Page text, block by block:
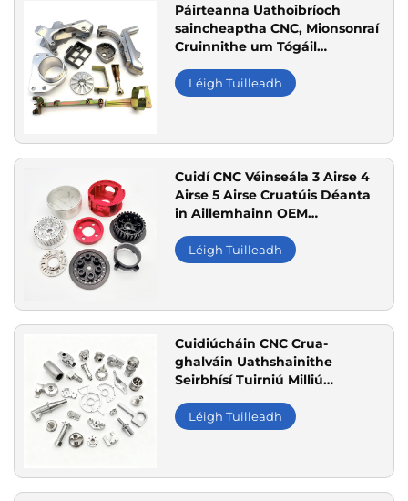
Páirteanna Uathoibríoch
saincheaptha CNC, Mionsonraí
Cruinnithe um Tógáil
Léigh Tuilleadh
Cuidí CNC Véinseála 3 Airse 4
Airse 5 Airse Cruaṫúis Déanta
in Aillemhainn OEM
Léigh Tuilleadh
Cuidiúcháin CNC Crua-
ghalváin Uathshainithe
Seirbhísí Tuirniú Milliú
Léigh Tuilleadh